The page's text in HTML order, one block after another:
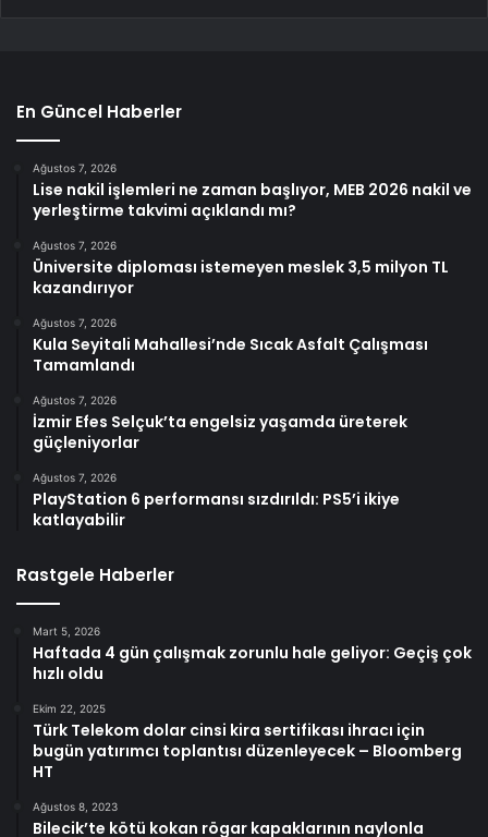
En Güncel Haberler
Ağustos 7, 2026
Lise nakil işlemleri ne zaman başlıyor, MEB 2026 nakil ve
yerleştirme takvimi açıklandı mı?
Ağustos 7, 2026
Üniversite diploması istemeyen meslek 3,5 milyon TL
kazandırıyor
Ağustos 7, 2026
Kula Seyitali Mahallesi’nde Sıcak Asfalt Çalışması
Tamamlandı
Ağustos 7, 2026
İzmir Efes Selçuk’ta engelsiz yaşamda üreterek
güçleniyorlar
Ağustos 7, 2026
PlayStation 6 performansı sızdırıldı: PS5’i ikiye
katlayabilir
Rastgele Haberler
Mart 5, 2026
Haftada 4 gün çalışmak zorunlu hale geliyor: Geçiş çok
hızlı oldu
Ekim 22, 2025
Türk Telekom dolar cinsi kira sertifikası ihracı için
bugün yatırımcı toplantısı düzenleyecek – Bloomberg
HT
Ağustos 8, 2023
Bilecik’te kötü kokan rögar kapaklarının naylonla